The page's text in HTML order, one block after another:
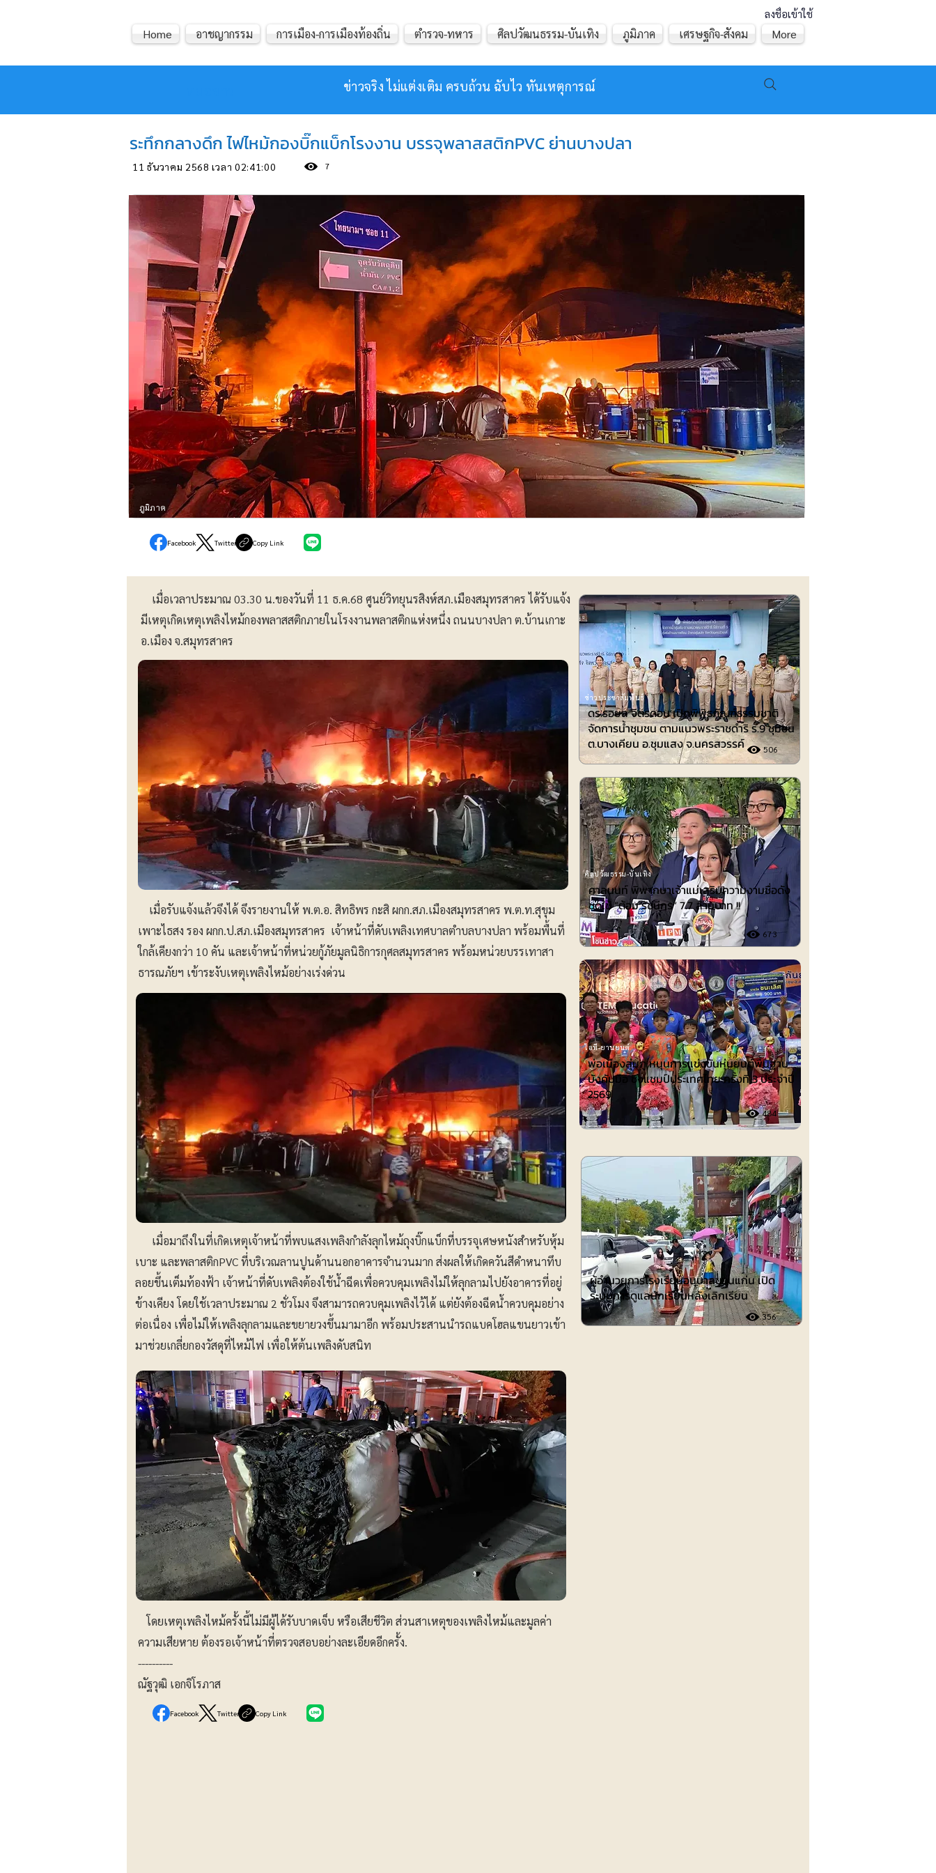
ลงชื่อเข้าใช้
ข่าวจริง ไม่แต่งเติม ครบถ้วน ฉับไว ทันเหตุการณ์
Home อาชญากรรม การเมือง-การเมืองท้องถิ่น ตำรวจ-ทหาร ศิลปวัฒนธรรม-บันเทิง ภูมิภาค เศรษฐกิจ-สังคม More
ระทึกกลางดึก ไฟไหม้กองบิ๊กแบ็กโรงงาน บรรจุพลาสสติกPVC ย่านบางปลา
11 ธันวาคม 2568 เวลา 02:41:00 7
ภูมิภาค
Facebook Twitter Copy Link
เมื่อเวลาประมาณ 03.30 น.ของวันที่ 11 ธ.ค.68 ศูนย์วิทยุนรสิงห์สภ.เมืองสมุทรสาคร ได้รับแจ้ง
มีเหตุเกิดเหตุเพลิงไหม้กองพลาสสติกภายในโรงงานพลาสติกแห่งหนึ่ง ถนนบางปลา ต.บ้านเกาะ
อ.เมือง จ.สมุทรสาคร
เมื่อรับแจ้งแล้วจึงได้ จึงรายงานให้ พ.ต.อ. สิทธิพร กะสิ ผกก.สภ.เมืองสมุทรสาคร พ.ต.ท.สุขุม
เพาะไธสง รอง ผกก.ป.สภ.เมืองสมุทรสาคร เจ้าหน้าที่ดับเพลิงเทศบาลตำบลบางปลา พร้อมพื้นที่
ใกล้เคียงกว่า 10 คัน และเจ้าหน้าที่หน่วยกู้ภัยมูลนิธิการกุศลสมุทรสาคร พร้อมหน่วยบรรเทาสา
ธารณภัยฯ เข้าระงับเหตุเพลิงไหม้อย่างเร่งด่วน
เมื่อมาถึงในที่เกิดเหตุเจ้าหน้าที่พบแสงเพลิงกำลังลุกไหม้ถุงบิ๊กแบ็กที่บรรจุเศษหนังสำหรับหุ้ม
เบาะ และพลาสติกPVC ที่บริเวณลานปูนด้านนอกอาคารจำนวนมาก ส่งผลให้เกิดควันสีดำหนาทึบ
ลอยขึ้นเต็มท้องฟ้า เจ้าหน้าที่ดับเพลิงต้องใช้น้ำฉีดเพื่อควบคุมเพลิงไม่ให้ลุกลามไปยังอาคารที่อยู่
ข้างเคียง โดยใช้เวลาประมาณ 2 ชั่วโมง จึงสามารถควบคุมเพลิงไว้ได้ แต่ยังต้องฉีดน้ำควบคุมอย่าง
ต่อเนื่อง เพื่อไม่ให้เพลิงลุกลามและขยายวงขึ้นมามาอีก พร้อมประสานนำรถแบคโฮลแขนยาวเข้า
มาช่วยเกลี่ยกองวัสดุที่ไหม้ไฟ เพื่อให้ต้นเพลิงดับสนิท
โดยเหตุเพลิงไหม้ครั้งนี้ไม่มีผู้ได้รับบาดเจ็บ หรือเสียชีวิต ส่วนสาเหตุของเพลิงไหม้และมูลค่า
ความเสียหาย ต้องรอเจ้าหน้าที่ตรวจสอบอย่างละเอียดอีกครั้ง.
----------
ณัฐวุฒิ เอกจิโรภาส
Facebook Twitter Copy Link
ดร.รอยล จิตรดอน เปิดพิพิธภัณฑ์ธรรมชาติ
จัดการน้ำชุมชน ตามแนวพระราชดำริ ร.9 ชุมชน
ต.บางเคียน อ.ชุมแสง จ.นครสวรรค์
506
ข่าวประชาสัมพันธ์
ศาลนนท์ พิพากษาเจ้าแม่เสริมความงามชื่อดัง
ชดใช้ ”ต้อม รัชนีกร“ 7.7 ล้านบาท !!
673
ศิลปวัฒธรรม-บันเทิง
ไอที-ยานยนต์
พ่อเมืองลุ่มภู หนุนการแข่งขันหุ่นยนต์พื้นฐาน
บังคับมือ ชิงแชมป์ประเทศไทย ครั้งที่ 3 ประจำปี
2569
484
การศึกษา
ผู้อำนวยการโรงเรียนอนุบาลขอนแก่น เปิด
ระบบการดูแลนักเรียนหลังเลิกเรียน
356